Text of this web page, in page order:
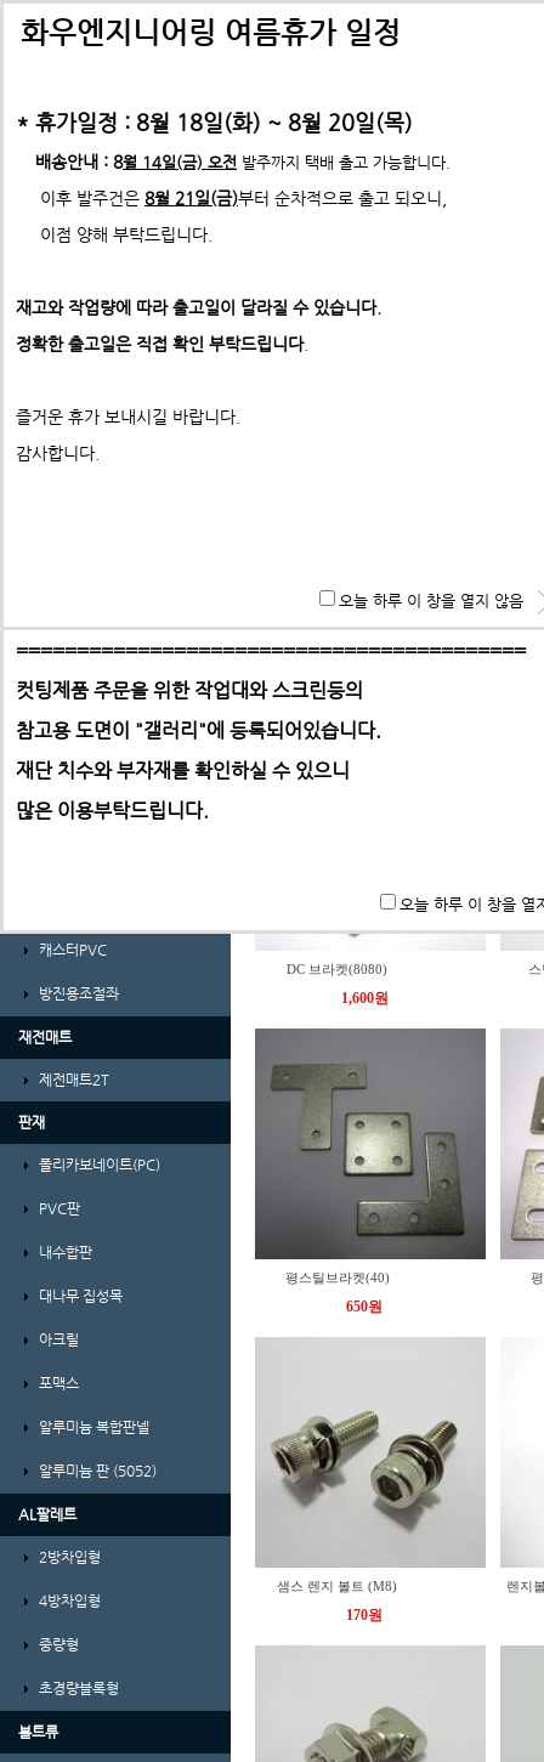
배송비관련 공지사항
*택배사 요청에 따라 선불,착불 동시에 진행이 불가하게 되었습
-수정전 : 주문시 배송비(6,000원) 선불 결제
제품의 수량,무게,길이에 따라 추가요금은 착불진
- 수정후 : 주문시 배송비(0원)
* 주문결제 단계에서 다시한번 문구 확인하시고
-> 택배요금은 택배사에서 픽업 후 결정합니다.
택배배송관련 공지사항(*필독)
*프로파일 절단길이 2700mm이상 택배발송 불가
* 프로파일 절단길이 2700mm 이상은각 지역 도착영업소에
따라배송이 불가할수도 있습니다. 주문시 참고 부탁드립니다.
ex) 자가수령 및 화물택배,화물차(운임고객부담) 배송가능
==========================================
컷팅제품 주문을 위한 작업대와 스크린등의
참고용 도면이 "갤러리"에 등록되어있습니다.
재단 치수와 부자재를 확인하실 수 있으니
많은 이용부탁드립니다.
오늘 하루 이 창을 열
화우엔지니어링 여름휴가 일정
* 휴가일정 : 8월 18일(화) ~ 8월 20일(목)
배송안내 : 8월 14일(금) 오전 발주까지 택배 출고 가능합니다.
이후 발주건은 8월 21일(금)부터 순차적으로 출고 되오니,
이점 양해 부탁드립니다.
재고와 작업량에 따라 출고일이 달라질 수 있습니다.
정확한 출고일은 직접 확인 부탁드립니다.
즐거운 휴가 보내시길 바랍니다.
감사합니다.
오늘 하루 이 창을 열지 않음
표준형 프로파일 및 부품
ABN프로파일 20시리즈
ABN프로파일 30시리즈
ABN프로파일 30시리즈부품
ABL프로파일 30시리즈부품
ABL프로파일 40시리즈
ABL프로파일 40시리즈부품
ㄱ자앵글 및 덕트
가공비(프로파일 및 판재)
캐스터PVC
방진용조절좌
재전매트
제전매트2T
판재
폴리카보네이트(PC)
PVC판
내수합판
대나무 집성목
아크릴
포맥스
알루미늄 복합판넬
알루미늄 판 (5052)
AL팔레트
2방차입형
4방차입형
중량형
초경량블록형
볼트류
450원
DC 브라켓(8080)
1,600원
평스틸브라켓(40)
650원
샘스 렌지 볼트 (M8)
170원
렌지